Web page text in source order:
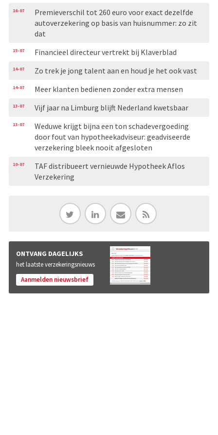
16-07
Premieverschil tot 260 euro voor exact dezelfde
autoverzekering op basis van huisnummer: zo zit
dat
15-07 Financieel directeur vertrekt bij Klaverblad
14-07 Zo trek je jong talent aan en houd je het ook vast
14-07 Meer klanten bedienen zonder extra mensen
13-07 Vijf jaar na Limburg blijft Nederland kwetsbaar
13-07
Weduwe krijgt bijna een ton schadevergoeding
door fout van hypotheekadviseur: geadviseerde
verzekering bleek nooit afgesloten
10-07
TAF distribueert vernieuwde Hypotheek Aflos
Verzekering
ONTVANG DAGELIJKS
het laatste verzekeringsnieuws
Aanmelden nieuwsbrief